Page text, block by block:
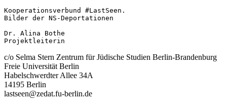
Kooperationsverbund #LastSeen.
Bilder der NS-Deportationen
Dr. Alina Bothe
Projektleiterin
c/o Selma Stern Zentrum für Jüdische Studien Berlin-Brandenburg
Freie Universität Berlin
Habelschwerdter Allee 34A
14195 Berlin
lastseen@zedat.fu-berlin.de